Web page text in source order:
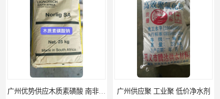
广州供应聚 工业聚 低价净水剂